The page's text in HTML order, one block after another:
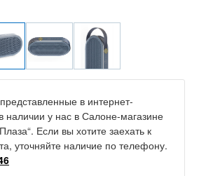
в интернет-
наличии у нас в Салоне-магазине
Если вы хотите заехать к
уточняйте наличие по телефону.